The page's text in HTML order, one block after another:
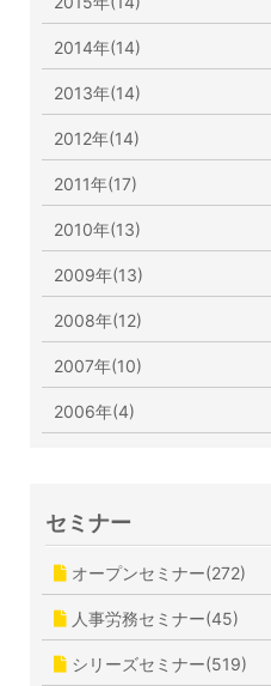
2014年(14)
2013年(14)
2012年(14)
2011年(17)
2010年(13)
2009年(13)
2008年(12)
2007年(10)
2006年(4)
セミナー
オープンセミナー(272)
人事労務セミナー(45)
シリーズセミナー(519)